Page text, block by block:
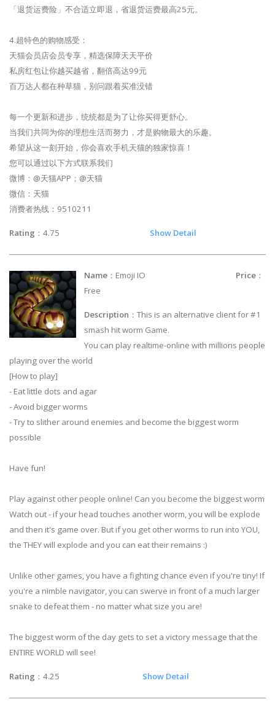
「退货运费险」不合适立即退，省退货运费最高25元。
4.超特色的购物感受：
天猫会员店会员专享，精选保障天天平价
私房红包让你越买越省，翻倍高达99元
百万达人都在种草猫，别问跟着买准没错
每一个更新和进步，统统都是为了让你买得更舒心。
当我们共同为你的理想生活而努力，才是购物最大的乐趣。
希望从这一刻开始，你会喜欢手机天猫的独家惊喜！
您可以通过以下方式联系我们
微博：@天猫APP；@天猫
微信：天猫
消费者热线：9510211
Rating ：4.75 Show Detail
Name ：Emoji IO Price ：
Free
Description ：This is an alternative client for #1
smash hit worm Game.
You can play realtime-online with millions people
playing over the world
[How to play]
- Eat little dots and agar
- Avoid bigger worms
- Try to slither around enemies and become the biggest worm
possible
Have fun!
Play against other people online! Can you become the biggest worm
Watch out - if your head touches another worm, you will be explode
and then it's game over. But if you get other worms to run into YOU,
the THEY will explode and you can eat their remains :)
Unlike other games, you have a fighting chance even if you're tiny! If
you're a nimble navigator, you can swerve in front of a much larger
snake to defeat them - no matter what size you are!
The biggest worm of the day gets to set a victory message that the
ENTIRE WORLD will see!
Rating ：4.25 Show Detail